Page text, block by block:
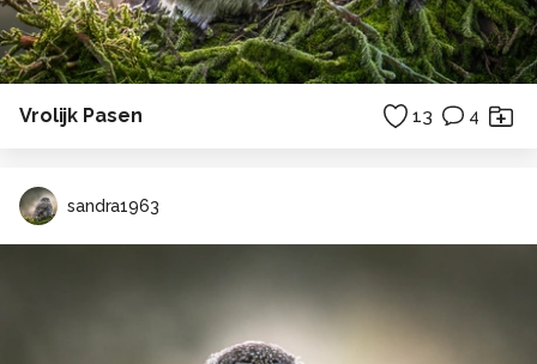
Vrolijk Pasen 13 4
sandra1963